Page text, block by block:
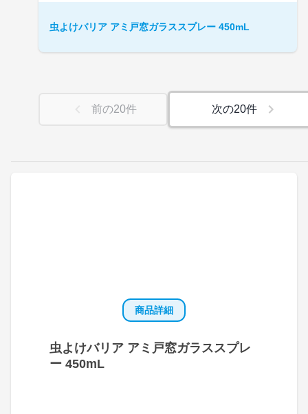
商品詳細
虫よけバリア アミ戸窓ガラススプレ
ー 450mL
虫よけバリア アミ戸窓ガラススプレー 450mL
前の20件 次の20件